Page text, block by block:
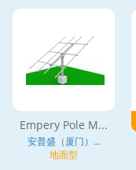
Empery Pole M...
安普盛（厦门）...
地面型